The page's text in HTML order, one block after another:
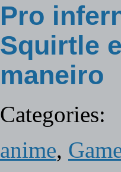
Pro
Squirtle
maneiro
Categories:
anime,